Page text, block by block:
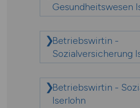
Gesundheitswesen
Betriebswirtin -
Sozialversicherung
Betriebswirtin -
Iserlohn